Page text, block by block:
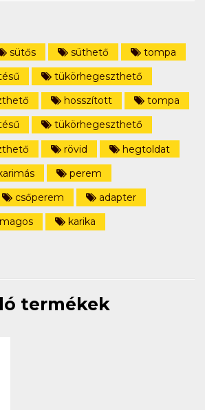
sütős süthető
tompa
tükörhegeszthető
hosszított
tompa
tükörhegeszthető
rövid
hegtoldat
perem
csőperem
adapter
karika
termékek